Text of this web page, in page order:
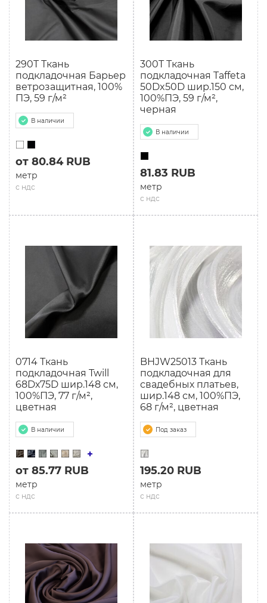
290T Ткань
подкладочная Барьер
ветрозащитная, 100%
ПЭ, 59 г/м²
В наличии
с ндс
от 80.84 RUB
метр
300T Ткань
подкладочная Taffeta
50Dx50D шир.150 см,
100%ПЭ, 59 г/м²,
черная
В наличии
с ндс
81.83 RUB
метр
0714 Ткань
подкладочная Twill
68Dх75D шир.148 см,
100%ПЭ, 77 г/м²,
цветная
В наличии
с ндс
от 85.77 RUB
метр
BHJW25013 Ткань
подкладочная для
свадебных платьев,
шир.148 см, 100%ПЭ,
68 г/м², цветная
Под заказ
с ндс
195.20 RUB
метр